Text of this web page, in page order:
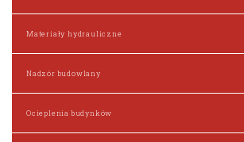
Materiały hydrauliczne
Nadzór budowlany
Ocieplenia budynków